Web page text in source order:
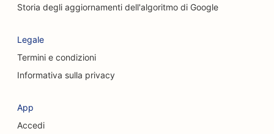
SEO per i servizi di peeling chimico
SEO per chirurghi cranio-facciali
SEO per le caffetterie
SEO per le Credit Union
Storia degli aggiornamenti dell'algoritmo di Google
Legale
Termini e condizioni
Informativa sulla privacy
App
Accedi